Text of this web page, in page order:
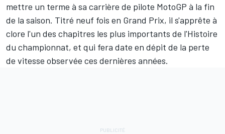
mettre un terme à sa carrière de pilote MotoGP à la fin
de la saison. Titré neuf fois en Grand Prix, il s'apprête à
clore l'un des chapitres les plus importants de l'Histoire
du championnat, et qui fera date en dépit de la perte
de vitesse observée ces dernières années.